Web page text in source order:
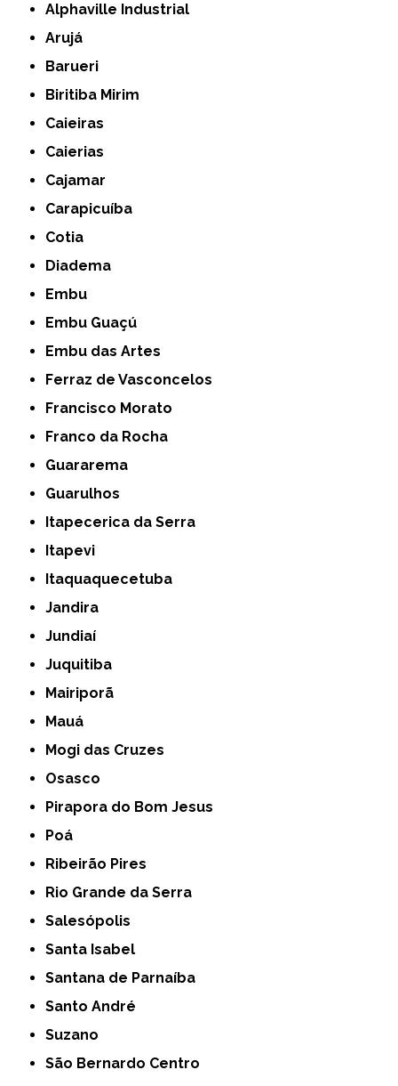
Alphaville Industrial
Arujá
Barueri
Biritiba Mirim
Caieiras
Caierias
Cajamar
Carapicuíba
Cotia
Diadema
Embu
Embu Guaçú
Embu das Artes
Ferraz de Vasconcelos
Francisco Morato
Franco da Rocha
Guararema
Guarulhos
Itapecerica da Serra
Itapevi
Itaquaquecetuba
Jandira
Jundiaí
Juquitiba
Mairiporã
Mauá
Mogi das Cruzes
Osasco
Pirapora do Bom Jesus
Poá
Ribeirão Pires
Rio Grande da Serra
Salesópolis
Santa Isabel
Santana de Parnaíba
Santo André
Suzano
São Bernardo Centro